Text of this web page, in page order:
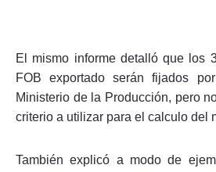
El mismo informe detalló que los
FOB exportado serán fijados
Ministerio de la Producción, pero
criterio a utilizar para el calculo del
También explicó a modo de